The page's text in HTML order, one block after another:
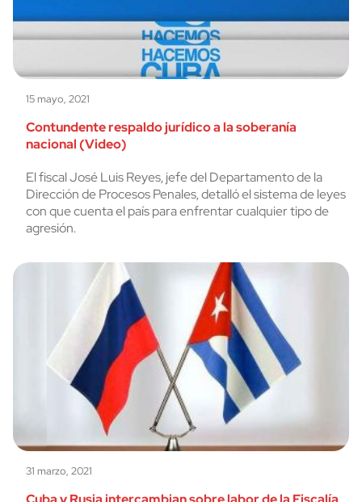
15 mayo, 2021
Contundente respaldo jurídico a la soberanía
nacional (Video)
El fiscal José Luis Reyes, jefe del Departamento de la
Dirección de Procesos Penales, detalló el sistema de leyes
con que cuenta el país para enfrentar cualquier tipo de
agresión.
31 marzo, 2021